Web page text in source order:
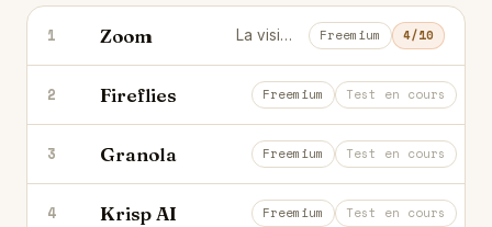
1 Zoom La visio de référence, devenue une suite de travail où l'IA prend les notes à ta place. Freemium 4/10
2 Fireflies Ton assistant IA qui prend des
Freemium Test en cours
3 Granola Tu prends tes notes, l'IA écrit le
Freemium Test en cours
4 Krisp AI Supprime le bruit de fond de tes
Freemium Test en cours